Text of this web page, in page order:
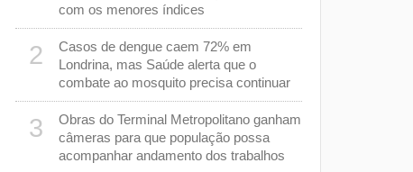
com os menores índices
2
Casos de dengue caem 72% em
Londrina, mas Saúde alerta que o
combate ao mosquito precisa continuar
3
Obras do Terminal Metropolitano ganham
câmeras para que população possa
acompanhar andamento dos trabalhos